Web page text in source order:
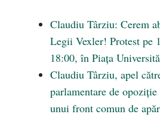
Claudiu Târziu: Cerem
Legii Vexler! Protest pe
18:00, în Piața
Claudiu Târziu, apel
parlamentare de
unui front comun de